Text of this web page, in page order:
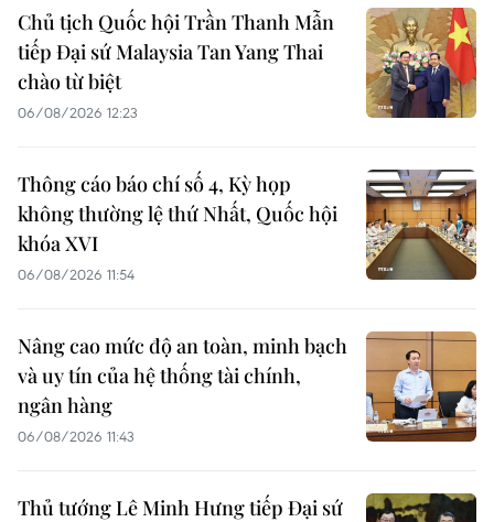
Chủ tịch Quốc hội Trần Thanh Mẫn
tiếp Đại sứ Malaysia Tan Yang Thai
chào từ biệt
06/08/2026 12:23
Thông cáo báo chí số 4, Kỳ họp
không thường lệ thứ Nhất, Quốc hội
khóa XVI
06/08/2026 11:54
Nâng cao mức độ an toàn, minh bạch
và uy tín của hệ thống tài chính,
ngân hàng
06/08/2026 11:43
Thủ tướng Lê Minh Hưng tiếp Đại sứ